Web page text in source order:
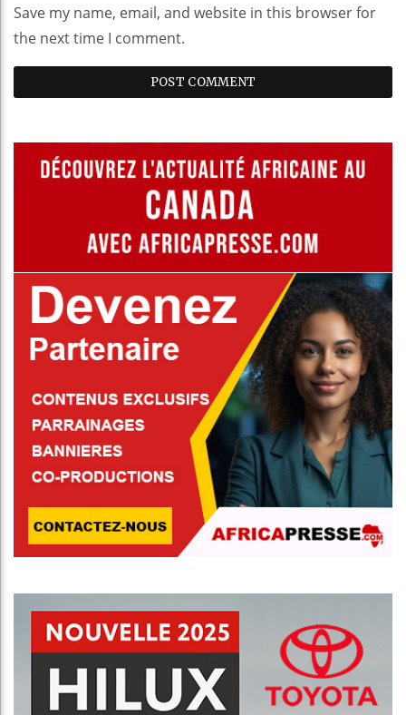
Save my name, email, and website in this browser for
the next time I comment.